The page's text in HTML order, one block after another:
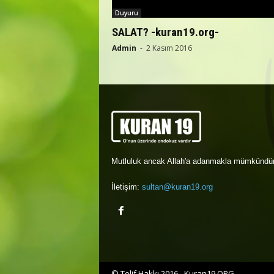
Duyuru
SALAT? -kuran19.org-
Admin - 2 Kasım 2016
Mutluluk ancak Allah'a adanmakla
İletişim: sultan@kuran19.org